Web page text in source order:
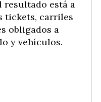
resultado está a
tickets, carriles
obligados a
y vehículos.